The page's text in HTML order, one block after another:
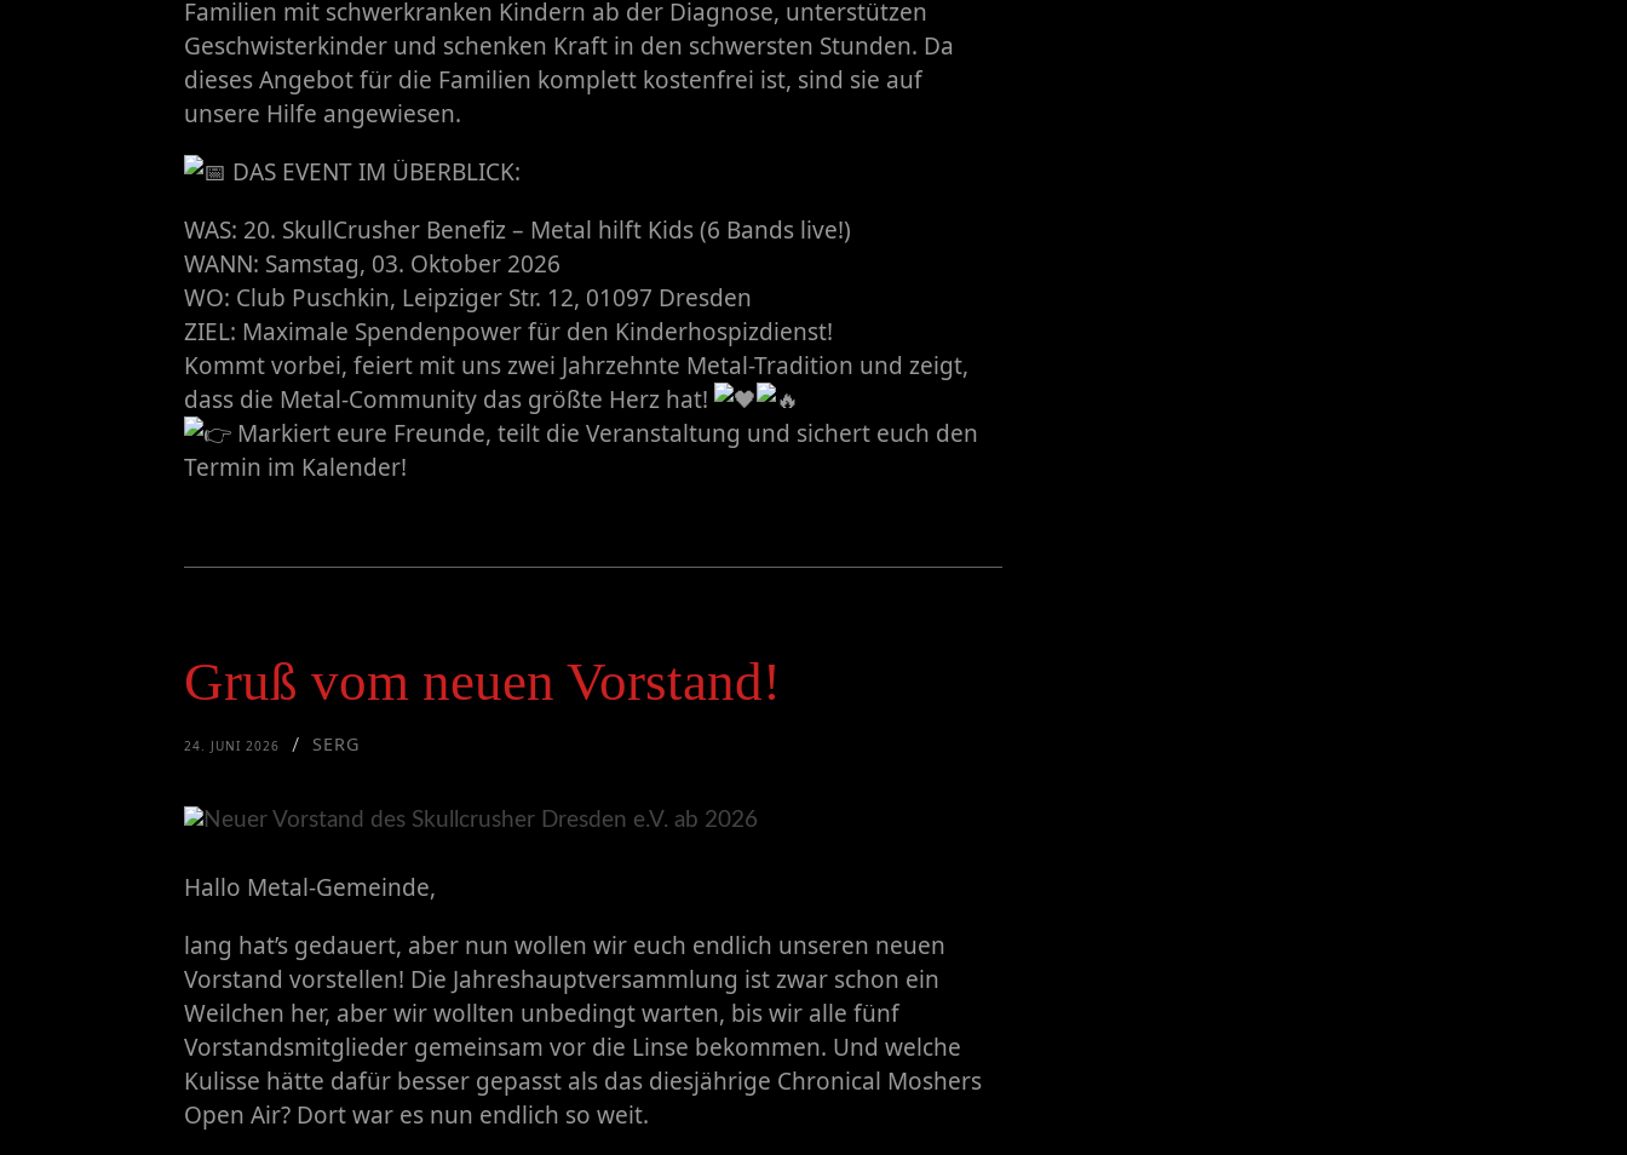
Familien mit schwerkranken Kindern ab der Diagnose, unterstützen
Geschwisterkinder und schenken Kraft in den schwersten Stunden. Da
dieses Angebot für die Familien komplett kostenfrei ist, sind sie auf
unsere Hilfe angewiesen.
DAS EVENT IM ÜBERBLICK:
​WAS: 20. SkullCrusher Benefiz – Metal hilft Kids (6 Bands live!)
​WANN: Samstag, 03. Oktober 2026
​WO: Club Puschkin, Leipziger Str. 12, 01097 Dresden
​ZIEL: Maximale Spendenpower für den Kinderhospizdienst!
​Kommt vorbei, feiert mit uns zwei Jahrzehnte Metal-Tradition und zeigt,
dass die Metal-Community das größte Herz hat!
Markiert eure Freunde, teilt die Veranstaltung und sichert euch den
Termin im Kalender!
Gruß vom neuen Vorstand!
24. JUNI 2026 / SERG
Hallo Metal-Gemeinde,
​lang hat’s gedauert, aber nun wollen wir euch endlich unseren neuen
Vorstand vorstellen! Die Jahreshauptversammlung ist zwar schon ein
Weilchen her, aber wir wollten unbedingt warten, bis wir alle fünf
Vorstandsmitglieder gemeinsam vor die Linse bekommen. Und welche
Kulisse hätte dafür besser gepasst als das diesjährige Chronical Moshers
Open Air? Dort war es nun endlich so weit.